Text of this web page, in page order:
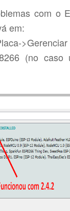
com o
em:
(no caso